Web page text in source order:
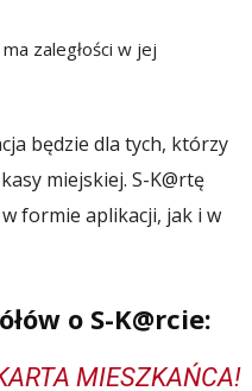
zaległości w jej
będzie dla tych, którzy
miejskiej. S-K@rtę
formie aplikacji, jak i w
o S-K@rcie:
MIESZKAŃCA!